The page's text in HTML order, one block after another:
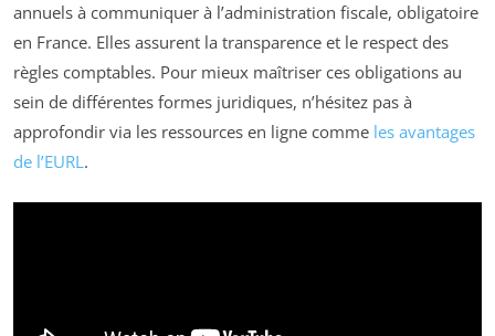
annuels à communiquer à l’administration fiscale, obligatoire
en France. Elles assurent la transparence et le respect des
règles comptables. Pour mieux maîtriser ces obligations au
sein de différentes formes juridiques, n’hésitez pas à
approfondir via les ressources en ligne comme les avantages
de l’EURL.